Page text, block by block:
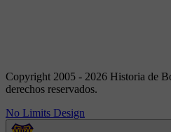
Copyright 2005 - 2026 Historia de
derechos reservados.
No Limits Design